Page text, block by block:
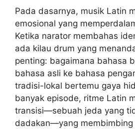
Pada dasarnya, musik Latin
emosional yang
Ketika narator membahas
ada kilau drum yang
penting: bagaimana bahasa
bahasa asli ke bahasa
tradisi-lokal bertemu gaya
banyak episode, ritme Latin
transisi—sebuah jeda yang
dadakan—yang membimbing